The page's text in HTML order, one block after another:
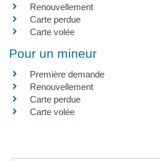
Renouvellement
Carte perdue
Carte volée
Pour un mineur
Première demande
Renouvellement
Carte perdue
Carte volée